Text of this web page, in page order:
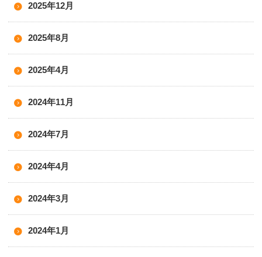
2025年12月
2025年8月
2025年4月
2024年11月
2024年7月
2024年4月
2024年3月
2024年1月